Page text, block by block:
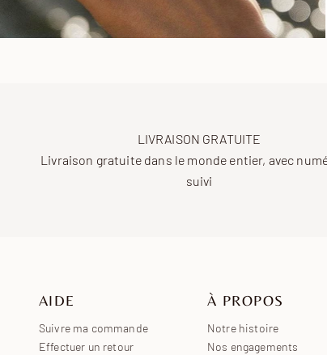
LIVRAISON GRATUITE
Livraison gratuite dans le monde entier, avec
suivi
AIDE
Suivre ma commande
Effectuer un retour
À PROPOS
Notre histoire
Nos engagements